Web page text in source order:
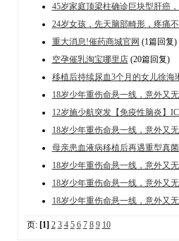
45岁家庭顶梁柱确诊巨块型肝癌
24岁女孩，先天脑部畸形，疼痛
重大消息!催药商城官网 (1篇回复)
空孕催乳淘宝哪里店(20篇回复)
移植后持续尿血3个月的女儿徐
18岁少年重伤命悬一线，意外又
12岁施少航突发【免疫性脑炎】
18岁少年重伤命悬一线，意外又
母亲患血液病移植后再遇重型真
18岁少年重伤命悬一线，意外又
18岁少年重伤命悬一线，意外又
18岁少年重伤命悬一线，意外又
页: [1] 2 3 4 5 6 7 8 9 10